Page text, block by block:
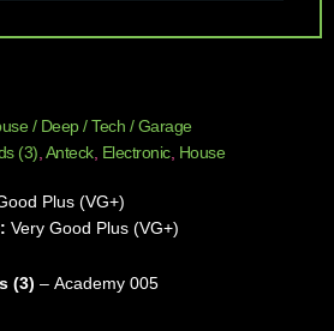
/ Deep / Tech / Garage
(3) Anteck, Electronic, House
Plus (VG+)
Very Good Plus (VG+)
(3) ‎– Academy 005